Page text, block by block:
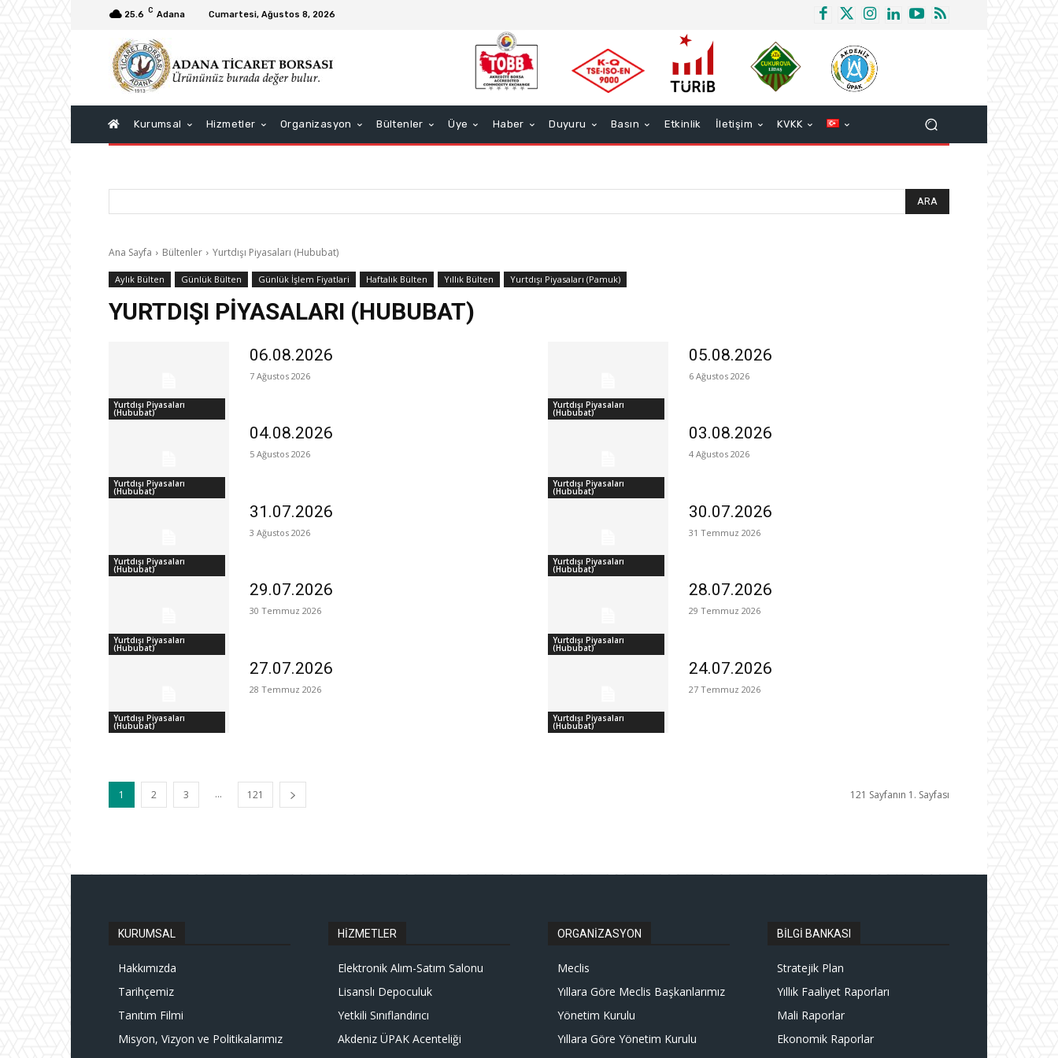
25.6 C Adana Cumartesi, Ağustos 8, 2026
Kurumsal Hizmetler Organizasyon Bültenler Üye Haber Duyuru Basın Etkinlik İletişim KVKK
ARA
Ana Sayfa Bültenler Yurtdışı Piyasaları (Hububat)
Aylık Bülten Günlük Bülten Günlük İşlem Fiyatlari Haftalık Bülten Yıllık Bülten Yurtdışı Piyasaları (Pamuk)
YURTDIŞI PIYASALARI (HUBUBAT)
Yurtdışı Piyasaları
(Hububat)
06.08.2026
7 Ağustos 2026
Yurtdışı Piyasaları
(Hububat)
05.08.2026
6 Ağustos 2026
Yurtdışı Piyasaları
(Hububat)
04.08.2026
5 Ağustos 2026
Yurtdışı Piyasaları
(Hububat)
03.08.2026
4 Ağustos 2026
Yurtdışı Piyasaları
(Hububat)
31.07.2026
3 Ağustos 2026
Yurtdışı Piyasaları
(Hububat)
30.07.2026
31 Temmuz 2026
Yurtdışı Piyasaları
(Hububat)
29.07.2026
30 Temmuz 2026
Yurtdışı Piyasaları
(Hububat)
28.07.2026
29 Temmuz 2026
Yurtdışı Piyasaları
(Hububat)
27.07.2026
28 Temmuz 2026
Yurtdışı Piyasaları
(Hububat)
24.07.2026
27 Temmuz 2026
1 2 3 ... 121 121 Sayfanın 1. Sayfası
KURUMSAL
Hakkımızda
Tarihçemiz
Tanıtım Filmi
Misyon, Vizyon ve Politikalarımız
HİZMETLER
Elektronik Alım-Satım Salonu
Lisanslı Depoculuk
Yetkili Sınıflandırıcı
Akdeniz ÜPAK Acenteliği
ORGANİZASYON
Meclis
Yıllara Göre Meclis Başkanlarımız
Yönetim Kurulu
Yıllara Göre Yönetim Kurulu
BİLGİ BANKASI
Stratejik Plan
Yıllık Faaliyet Raporları
Mali Raporlar
Ekonomik Raporlar